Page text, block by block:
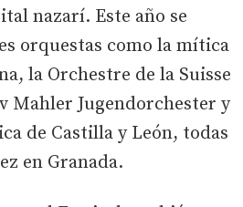
nazarí. Este año se
orquestas como la mítica
la Orchestre de la Suisse
Mahler Jugendorchester y
de Castilla y León, todas
en Granada.